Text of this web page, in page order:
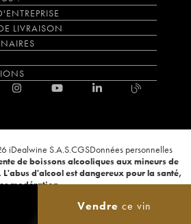
Vendre ce vin
LIVRAISON
iDealwine S.A.S.CGSDonnées personnelles
de boissons alcooliques aux mineurs de
L'abus d'alcool est dangereux pour la santé,
modération.
PUBLIQUE, ART.L.3342-1 et L.3353-3